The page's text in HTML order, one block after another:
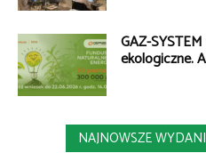
GAZ-
ekologiczne.
NAJNOWSZE